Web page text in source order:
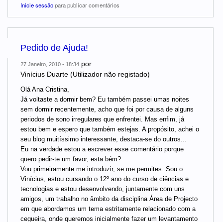
Inicie sessãopara publicar comentários
Pedido de Ajuda!
27 Janeiro, 2010 - 18:34 por
Vinícius Duarte (Utilizador não registado)
Olá Ana Cristina,
Já voltaste a dormir bem? Eu também passei umas noites
sem dormir recentemente, acho que foi por causa de alguns
periodos de sono irregulares que enfrentei. Mas enfim, já
estou bem e espero que também estejas. A propósito, achei o
seu blog muitíssimo interessante, destaca-se do outros...
Eu na verdade estou a escrever esse comentário porque
quero pedir-te um favor, esta bém?
Vou primeiramente me introduzir, se me permites: Sou o
Vinícius, estou cursando o 12º ano do curso de ciências e
tecnologias e estou desenvolvendo, juntamente com uns
amigos, um trabalho no âmbito da disciplina Área de Projecto
em que abordamos um tema estritamente relacionado com a
cegueira, onde queremos inicialmente fazer um levantamento